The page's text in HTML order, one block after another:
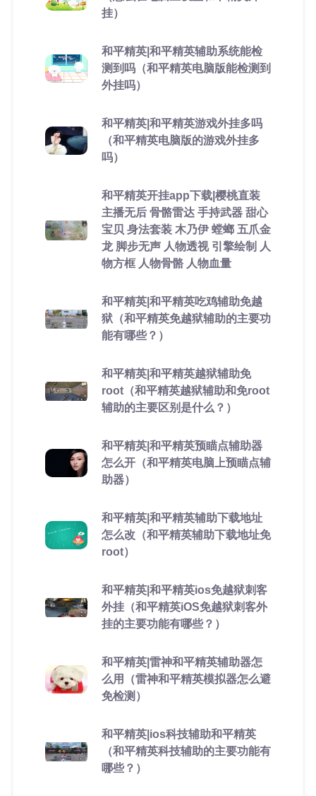
挂）
和平精英|和平精英辅助系统能检
测到吗（和平精英电脑版能检测到
外挂吗）
和平精英|和平精英游戏外挂多吗
（和平精英电脑版的游戏外挂多
吗）
和平精英开挂app下载|樱桃直装
主播无后 骨骼雷达 手持武器 甜心
宝贝 身法套装 木乃伊 螳螂 五爪金
龙 脚步无声 人物透视 引擎绘制 人
物方框 人物骨骼 人物血量
和平精英|和平精英吃鸡辅助免越
狱（和平精英免越狱辅助的主要功
能有哪些？）
和平精英|和平精英越狱辅助免
root（和平精英越狱辅助和免root
辅助的主要区别是什么？）
和平精英|和平精英预瞄点辅助器
怎么开（和平精英电脑上预瞄点辅
助器）
和平精英|和平精英辅助下载地址
怎么改（和平精英辅助下载地址免
root）
和平精英|和平精英ios免越狱刺客
外挂（和平精英iOS免越狱刺客外
挂的主要功能有哪些？）
和平精英|雷神和平精英辅助器怎
么用（雷神和平精英模拟器怎么避
免检测）
和平精英|ios科技辅助和平精英
（和平精英科技辅助的主要功能有
哪些？）